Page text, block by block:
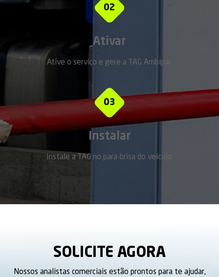
02
Ativar
Ative o serviço e gere a TAG Ambipar.
03
Instalar
Instale a TAG no para-brisa do veículo.
SOLICITE AGORA
Nossos analistas comerciais estão prontos para te ajudar,